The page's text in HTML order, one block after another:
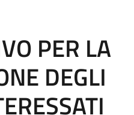
PER LA
DEGLI